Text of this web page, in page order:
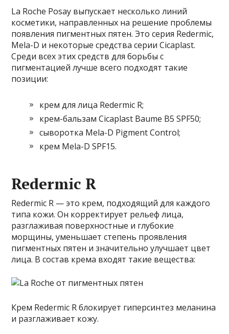
La Roche Posay выпускает несколько линий
косметики, направленных на решение проблемы
появления пигментных пятен. Это серия Redermic,
Mela-D и некоторые средства серии Cicaplast.
Среди всех этих средств для борьбы с
пигментацией лучше всего подходят такие
позиции:
крем для лица Redermic R;
крем-бальзам Cicaplast Baume B5 SPF50;
сыворотка Mela-D Pigment Control;
крем Mela-D SPF15.
Redermic R
Redermic R — это крем, подходящий для каждого
типа кожи. Он корректирует рельеф лица,
разглаживая поверхностные и глубокие
морщины, уменьшает степень проявления
пигментных пятен и значительно улучшает цвет
лица. В состав крема входят такие вещества:
Крем Redermic R блокирует гиперсинтез меланина
и разглаживает кожу.